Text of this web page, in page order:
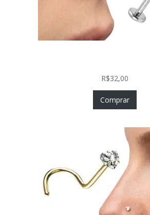
R$32,00
Comprar